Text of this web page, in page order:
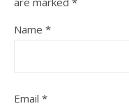
Name *
Email *